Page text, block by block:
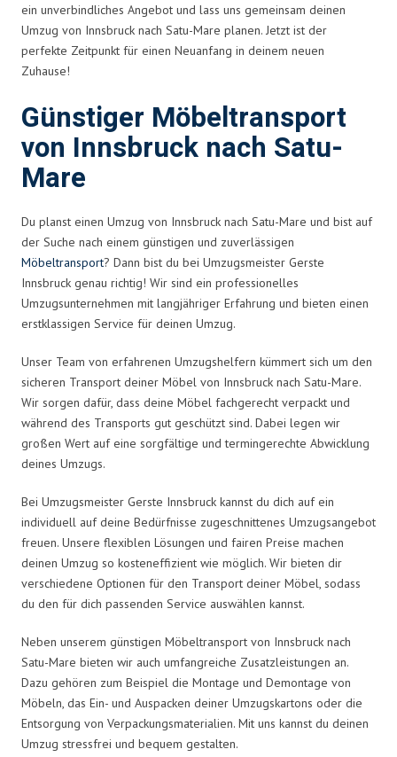
ein unverbindliches Angebot und lass uns gemeinsam deinen
Umzug von Innsbruck nach Satu-Mare planen. Jetzt ist der
perfekte Zeitpunkt für einen Neuanfang in deinem neuen
Zuhause!
Günstiger Möbeltransport
von Innsbruck nach Satu-
Mare
Du planst einen Umzug von Innsbruck nach Satu-Mare und bist auf
der Suche nach einem günstigen und zuverlässigen
Möbeltransport? Dann bist du bei Umzugsmeister Gerste
Innsbruck genau richtig! Wir sind ein professionelles
Umzugsunternehmen mit langjähriger Erfahrung und bieten einen
erstklassigen Service für deinen Umzug.
Unser Team von erfahrenen Umzugshelfern kümmert sich um den
sicheren Transport deiner Möbel von Innsbruck nach Satu-Mare.
Wir sorgen dafür, dass deine Möbel fachgerecht verpackt und
während des Transports gut geschützt sind. Dabei legen wir
großen Wert auf eine sorgfältige und termingerechte Abwicklung
deines Umzugs.
Bei Umzugsmeister Gerste Innsbruck kannst du dich auf ein
individuell auf deine Bedürfnisse zugeschnittenes Umzugsangebot
freuen. Unsere flexiblen Lösungen und fairen Preise machen
deinen Umzug so kosteneffizient wie möglich. Wir bieten dir
verschiedene Optionen für den Transport deiner Möbel, sodass
du den für dich passenden Service auswählen kannst.
Neben unserem günstigen Möbeltransport von Innsbruck nach
Satu-Mare bieten wir auch umfangreiche Zusatzleistungen an.
Dazu gehören zum Beispiel die Montage und Demontage von
Möbeln, das Ein- und Auspacken deiner Umzugskartons oder die
Entsorgung von Verpackungsmaterialien. Mit uns kannst du deinen
Umzug stressfrei und bequem gestalten.